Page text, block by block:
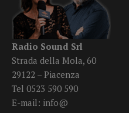
Radio Sound Srl
Strada della Mola, 60
29122 – Piacenza
Tel 0523 590 590
E-mail: info@